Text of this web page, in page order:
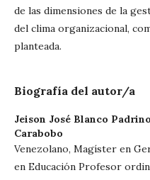
de las dimensiones de la
del clima organizacional,
planteada.
Biografía del autor/a
Jeison José Blanco
Carabobo
Venezolano, Magíster en
en Educación Profesor